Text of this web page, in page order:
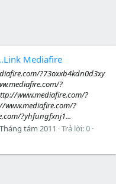
Mediafire
?73oxxb4kdn0d3xy
?
www.mediafire.com/?
?
?yhfungfxnj1...
tám 2011
Trả lời: 0